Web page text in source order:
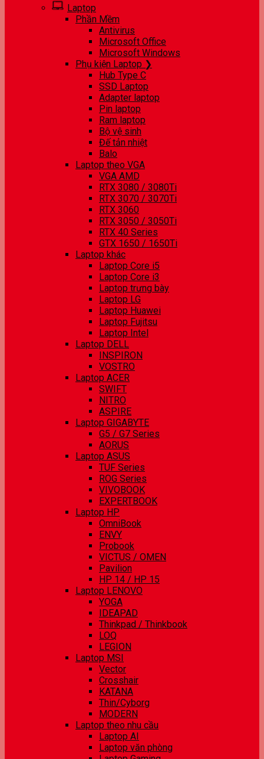
Laptop
Phần Mềm
Antivirus
Microsoft Office
Microsoft Windows
Phụ kiện Laptop ❯
Hub Type C
SSD Laptop
Adapter laptop
Pin laptop
Ram laptop
Bộ vệ sinh
Đế tản nhiệt
Balo
Laptop theo VGA
VGA AMD
RTX 3080 / 3080Ti
RTX 3070 / 3070Ti
RTX 3060
RTX 3050 / 3050Ti
RTX 40 Series
GTX 1650 / 1650Ti
Laptop khác
Laptop Core i5
Laptop Core i3
Laptop trưng bày
Laptop LG
Laptop Huawei
Laptop Fujitsu
Laptop Intel
Laptop DELL
INSPIRON
VOSTRO
Laptop ACER
SWIFT
NITRO
ASPIRE
Laptop GIGABYTE
G5 / G7 Series
AORUS
Laptop ASUS
TUF Series
ROG Series
VIVOBOOK
EXPERTBOOK
Laptop HP
OmniBook
ENVY
Probook
VICTUS / OMEN
Pavilion
HP 14 / HP 15
Laptop LENOVO
YOGA
IDEAPAD
Thinkpad / Thinkbook
LOQ
LEGION
Laptop MSI
Vector
Crosshair
KATANA
Thin/Cyborg
MODERN
Laptop theo nhu cầu
Laptop AI
Laptop văn phòng